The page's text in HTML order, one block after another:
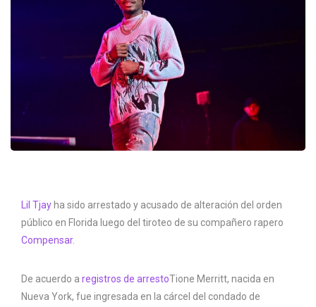
Lil Tjay ha sido arrestado y acusado de alteración del orden
público en Florida luego del tiroteo de su compañero rapero
Compensar.
De acuerdo a registros de arrestoTione Merritt, nacida en
Nueva York, fue ingresada en la cárcel del condado de